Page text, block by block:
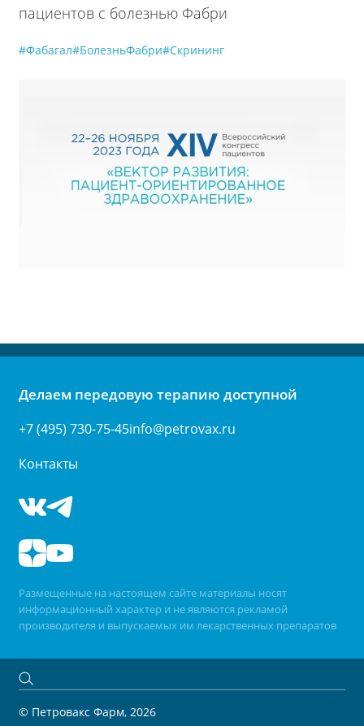
пациентов с болезнью Фабри
#Фабагал#БолезньФабри#Скрининг
Делаем передовую терапию доступной
+7 (495) 730-75-45info@petrovax.ru
Контакты
Размещенные на настоящем сайте материалы носят
информационный характер и не являются рекламой
производителя и выпускаемых им лекарственных препаратов
© Петровакс Фарм, 2026